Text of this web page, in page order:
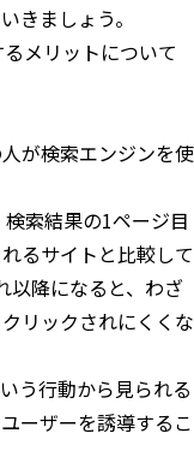
きましょう。
メリットについて
が検索エンジンを使
索結果の1ページ目
るサイトと比較して
以降になると、わざ
リックされにくくな
う行動から見られる
ーザーを誘導するこ